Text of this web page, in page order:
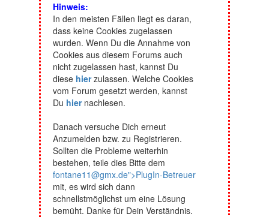
Hinweis:
In den meisten Fällen liegt es daran,
dass keine Cookies zugelassen
wurden. Wenn Du die Annahme von
Cookies aus diesem Forums auch
nicht zugelassen hast, kannst Du
diese hierzulassen. Welche Cookies
vom Forum gesetzt werden, kannst
Du hiernachlesen.
Danach versuche Dich erneut
Anzumelden bzw. zu Registrieren.
Sollten die Probleme weiterhin
bestehen, teile dies Bitte dem
fontane11@gmx.de">PlugIn-Betreuer
mit, es wird sich dann
schnellstmöglichst um eine Lösung
bemüht. Danke für Dein Verständnis.